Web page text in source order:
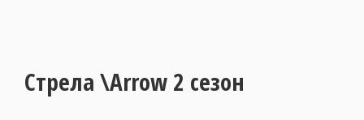
Стрела \Arrow 2 сезон